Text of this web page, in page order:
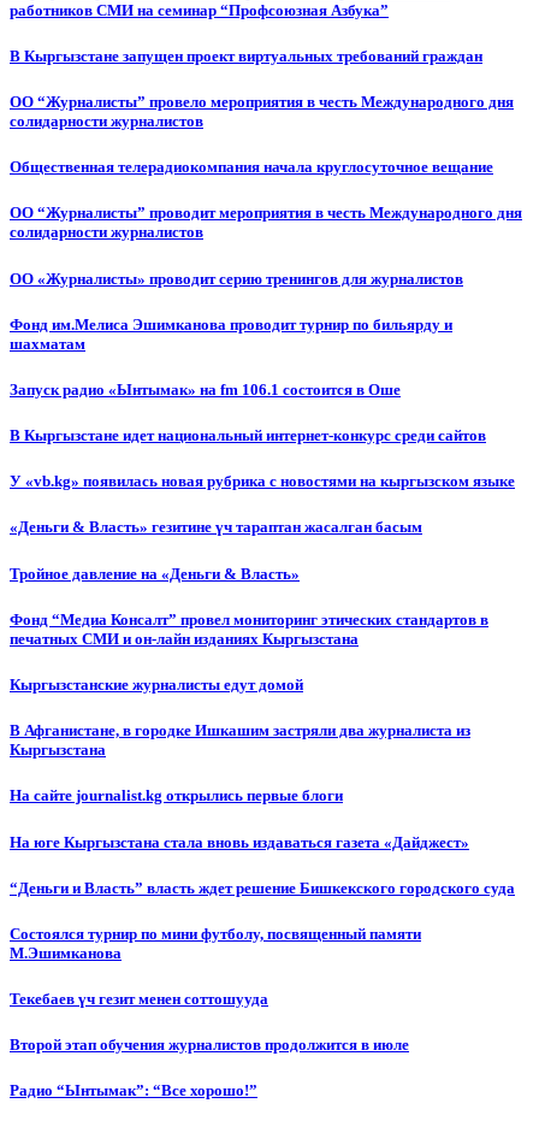
работников СМИ на семинар “Профсоюзная Азбука”
В Кыргызстане запущен проект виртуальных требований граждан
ОО “Журналисты” провело мероприятия в честь Международного дня
солидарности журналистов
Общественная телерадиокомпания начала круглосуточное вещание
ОО “Журналисты” проводит мероприятия в честь Международного дня
солидарности журналистов
ОО «Журналисты» проводит серию тренингов для журналистов
Фонд им.Мелиса Эшимканова проводит турнир по бильярду и
шахматам
Запуск радио «Ынтымак» на fm 106.1 состоится в Оше
В Кыргызстане идет национальный интернет-конкурс среди сайтов
У «vb.kg» появилась новая рубрика с новостями на кыргызском языке
«Деньги & Власть» гезитине үч тараптан жасалган басым
Тройное давление на «Деньги & Власть»
Фонд “Медиа Консалт” провел мониторинг этических стандартов в
печатных СМИ и он-лайн изданиях Кыргызстана
Кыргызстанские журналисты едут домой
В Афганистане, в городке Ишкашим застряли два журналиста из
Кыргызстана
На сайте journalist.kg открылись первые блоги
На юге Кыргызстана стала вновь издаваться газета «Дайджест»
“Деньги и Власть” власть ждет решение Бишкекского городского суда
Состоялся турнир по мини футболу, посвященный памяти
М.Эшимканова
Текебаев үч гезит менен соттошууда
Второй этап обучения журналистов продолжится в июле
Радио “Ынтымак”: “Все хорошо!”